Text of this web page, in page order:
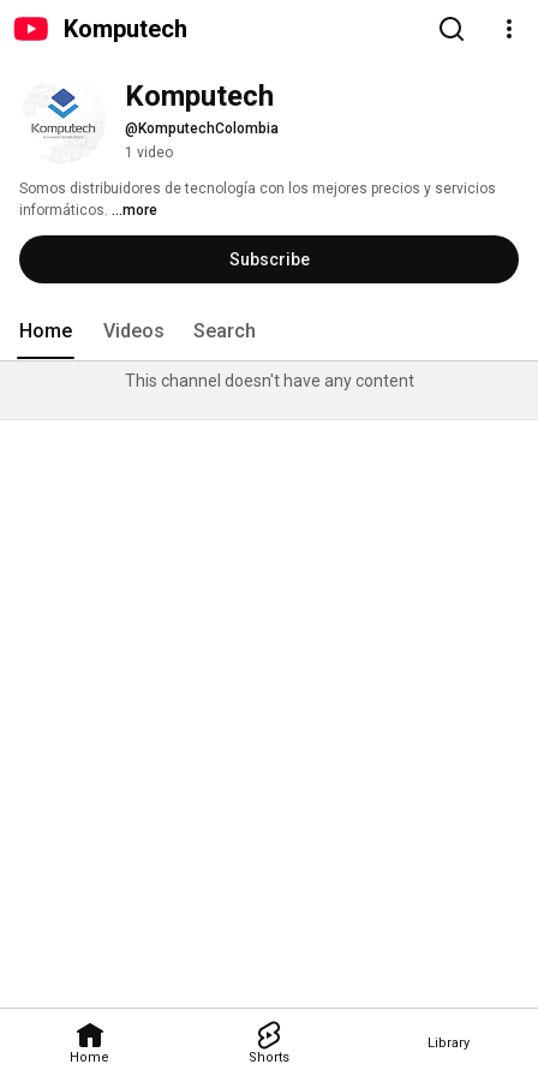
Komputech
Home Shorts
Library
Komputech
@KomputechColombia
1 video
Somos distribuidores de tecnología con los mejores precios y servicios
informáticos. ...more
Subscribe
Home Videos Search
This channel doesn't have any content